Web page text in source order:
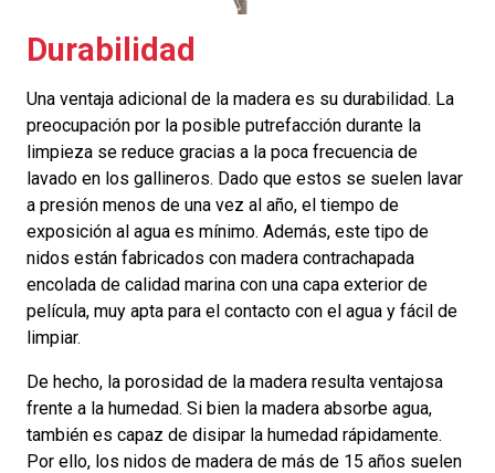
Durabilidad
Una ventaja adicional de la madera es su durabilidad. La
preocupación por la posible putrefacción durante la
limpieza se reduce gracias a la poca frecuencia de
lavado en los gallineros. Dado que estos se suelen lavar
a presión menos de una vez al año, el tiempo de
exposición al agua es mínimo. Además, este tipo de
nidos están fabricados con madera contrachapada
encolada de calidad marina con una capa exterior de
película, muy apta para el contacto con el agua y fácil de
limpiar.
De hecho, la porosidad de la madera resulta ventajosa
frente a la humedad. Si bien la madera absorbe agua,
también es capaz de disipar la humedad rápidamente.
Por ello, los nidos de madera de más de 15 años suelen